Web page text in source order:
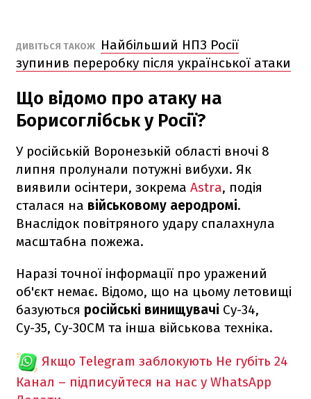
ДИВІТЬСЯ ТАКОЖ
Найбільший НПЗ Росії
зупинив переробку після української атаки
Що відомо про атаку на
Борисоглібськ у Росії?
У російській Воронезькій області вночі 8
липня пролунали потужні вибухи. Як
виявили осінтери, зокрема Astra, подія
сталася на військовому аеродромі.
Внаслідок повітряного удару спалахнула
масштабна пожежа.
Наразі точної інформації про уражений
об'єкт немає. Відомо, що на цьому летовищі
базуються російські винищувачі Су-34,
Су-35, Су-30СМ та інша військова техніка.
Якщо Telegram заблокують Не губіть 24
Канал – підписуйтеся на нас у WhatsApp